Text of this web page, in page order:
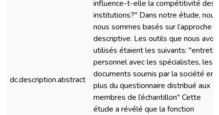
dc.description.abstract
influence-t-elle la compétitivité des
institutions?" Dans notre étude, nous
nous sommes basés sur l’approche
descriptive. Les outils que nous
utilisés étaient les suivants:
personnel avec les spécialistes, les
documents soumis par la société en
plus du questionnaire distribué aux
membres de l’échantillon" Cette
étude a révélé que la fonction